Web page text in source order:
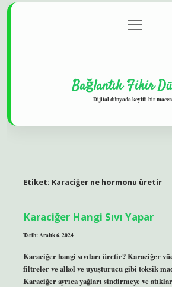
Gizlilik Politikası
menüyü
aç
Bağlantılı Fikir
Dijital dünyada keyifli bir
Etiket: Karaciğer ne hormonu üretir
Karaciğer Hangi Sıvı Yapar
Tarih: Aralık 6, 2024
Karaciğer hangi sıvıları üretir? Karaciğer
filtreler ve alkol ve uyuşturucu gibi toksik
Karaciğer ayrıca yağları sindirmeye ve